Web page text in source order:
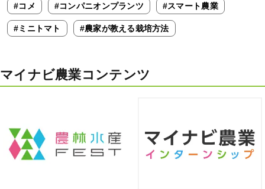
#コメ #コンパニオンプランツ #スマート農業
#ミニトマト #農家が教える栽培方法
マイナビ農業コンテンツ